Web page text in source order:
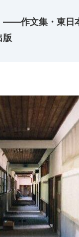
作文集・東日
版